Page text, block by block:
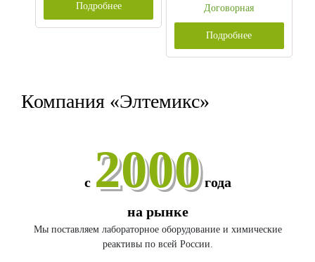
Подробнее
1507CS
Договорная
Подробнее
Компания «Элтемикс»
с 2000года
на рынке
Мы поставляем лабораторное оборудование и химические
реактивы по всей России.